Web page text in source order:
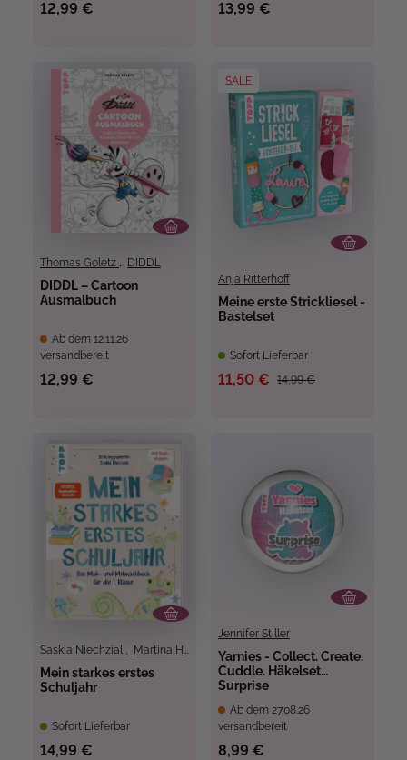
12,99 € 13,99 €
Thomas Goletz , DIDDL
DIDDL – Cartoon
Ausmalbuch
Ab dem 12.11.26
versandbereit
12,99 €
SALE
Anja Ritterhoff
Meine erste Strickliesel -
Bastelset
Sofort Lieferbar
14,99 €
11,50 €
Saskia Niechzial , Martina Helfrich
Mein starkes erstes
Schuljahr
Sofort Lieferbar
14,99 €
Jennifer Stiller
Yarnies - Collect. Create.
Cuddle. Häkelset
Surprise
Ab dem 27.08.26
versandbereit
8,99 €